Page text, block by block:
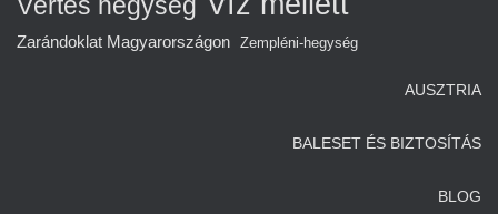
Zarándoklat Magyarországon Zempléni-hegység
AUSZTRIA
BALESET ÉS BIZTOSÍTÁS
BLOG